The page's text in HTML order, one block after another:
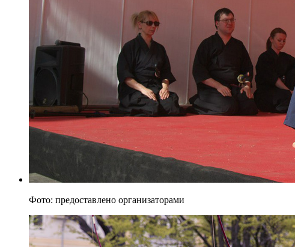
Фото: предоставлено организаторами